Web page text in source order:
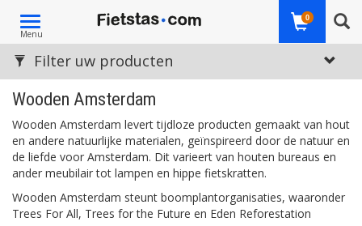
Toggle
navigation
Menu
0
Wooden Amsterdam
Wooden Amsterdam levert tijdloze producten gemaakt van hout
en andere natuurlijke materialen, geïnspireerd door de natuur en
de liefde voor Amsterdam. Dit varieert van houten bureaus en
ander meubilair tot lampen en hippe fietskratten.
Wooden Amsterdam steunt boomplantorganisaties, waaronder
Trees For All, Trees for the Future en Eden Reforestation
Filter uw producten